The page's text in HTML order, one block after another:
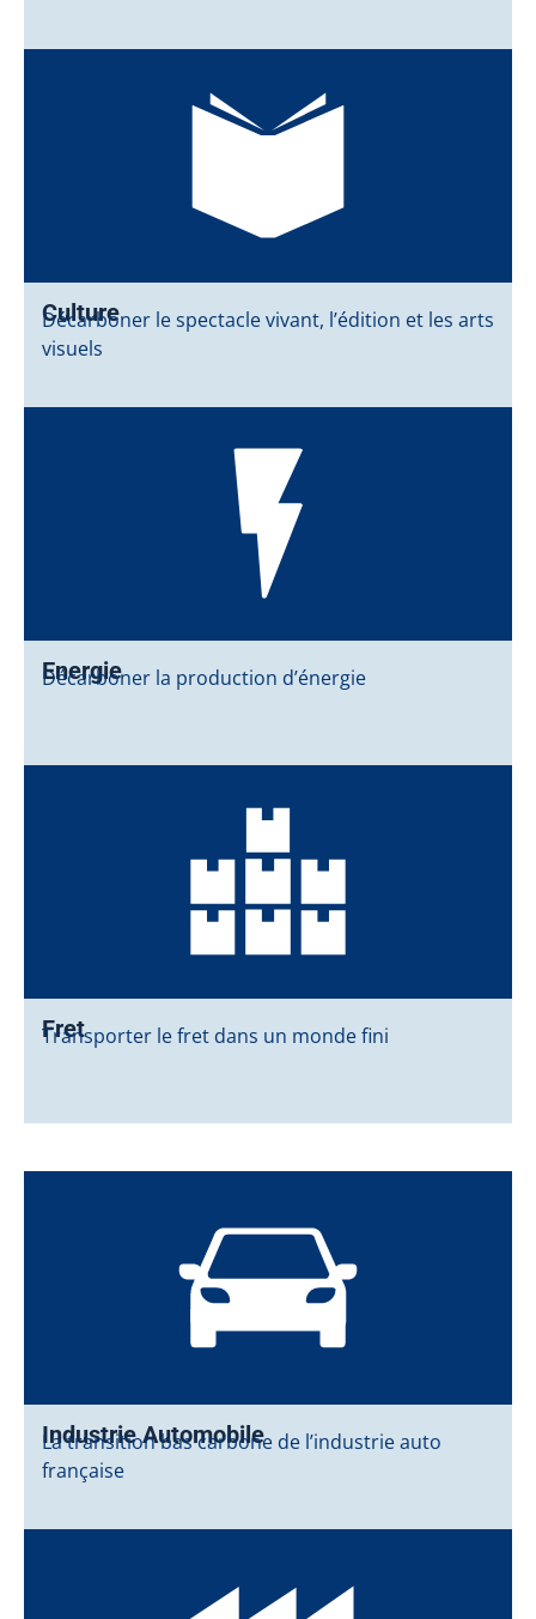
Culture
Décarboner le spectacle vivant, l’édition et les arts
visuels
Energie
Décarboner la production d’énergie
Fret
Transporter le fret dans un monde fini
Industrie Automobile
La transition bas carbone de l’industrie auto
française